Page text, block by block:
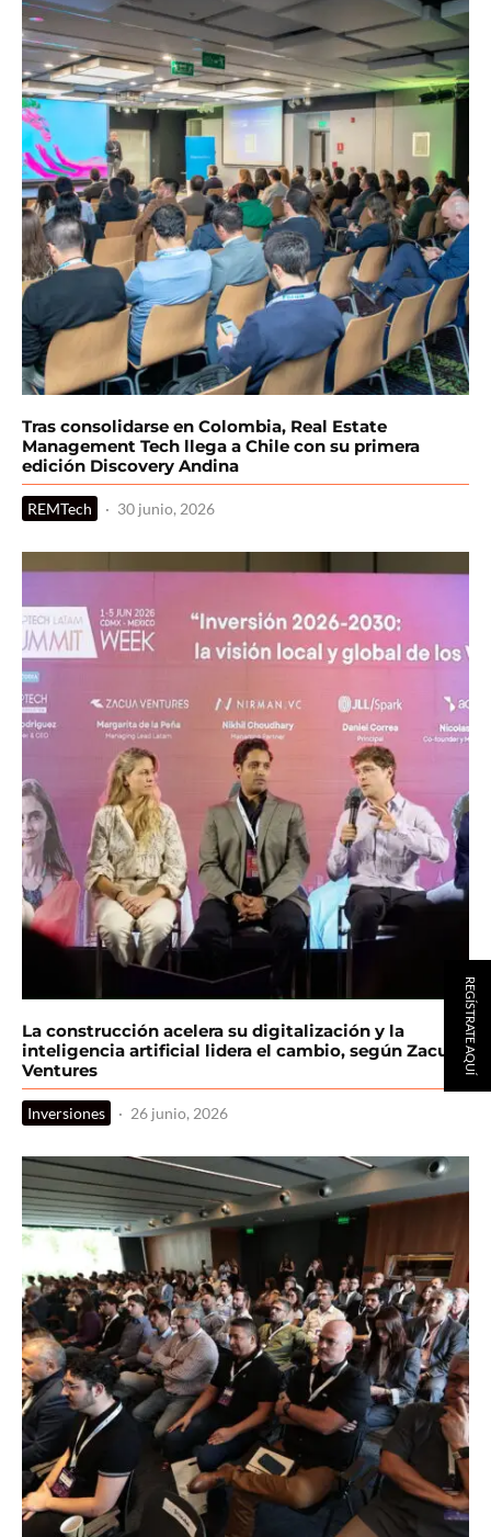
Tras consolidarse en Colombia, Real Estate
Management Tech llega a Chile con su primera
edición Discovery Andina
REMTech · 30 junio, 2026
La construcción acelera su digitalización y la
inteligencia artificial lidera el cambio, según Zacua
Ventures
Inversiones · 26 junio, 2026
REGÍSTRATE AQUÍ